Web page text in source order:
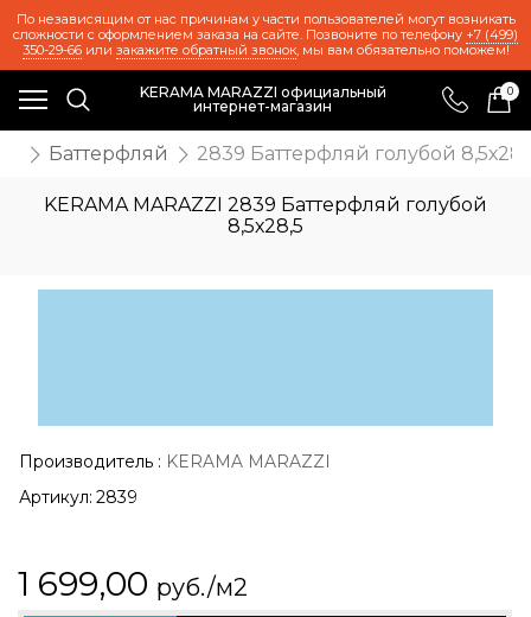
По независящим от нас причинам у части пользователей могут возникать
сложности с оформлением заказа на сайте. Позвоните по телефону +7 (499)
350-29-66или закажите обратный звонок, мы вам обязательно поможем!
KERAMA MARAZZI официальный
интернет-магазин
0
Баттерфляй 2839 Баттерфляй голубой
KERAMA MARAZZI 2839 Баттерфляй голубой
8,5х28,5
Производитель : KERAMA MARAZZI
Артикул: 2839
1 699,00 руб./м2